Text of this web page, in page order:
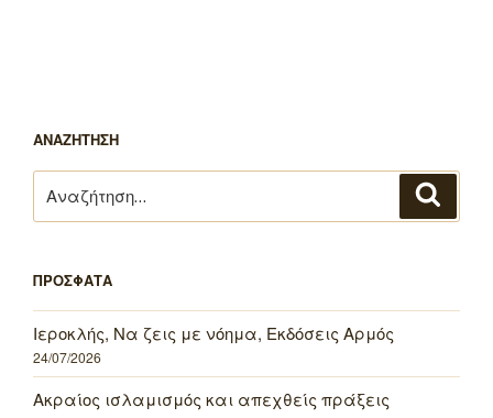
ΑΝΑΖΗΤΗΣΗ
για:
ΠΡΟΣΦΑΤΑ
Ιεροκλής, Να ζεις με νόημα, Εκδόσεις Αρμός
24/07/2026
Ακραίος ισλαμισμός και απεχθείς πράξεις